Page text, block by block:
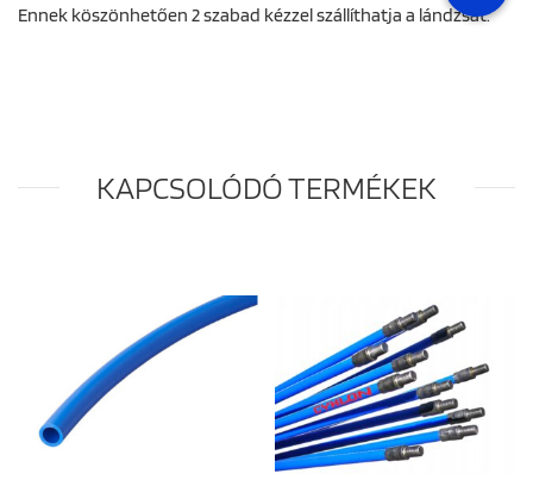
Ennek köszönhetően 2 szabad kézzel szállíthatja a lándzsát.
KAPCSOLÓDÓ TERMÉKEK